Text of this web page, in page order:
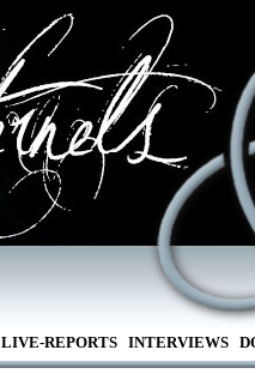
LIVE-REPORTS INTERVIEWS